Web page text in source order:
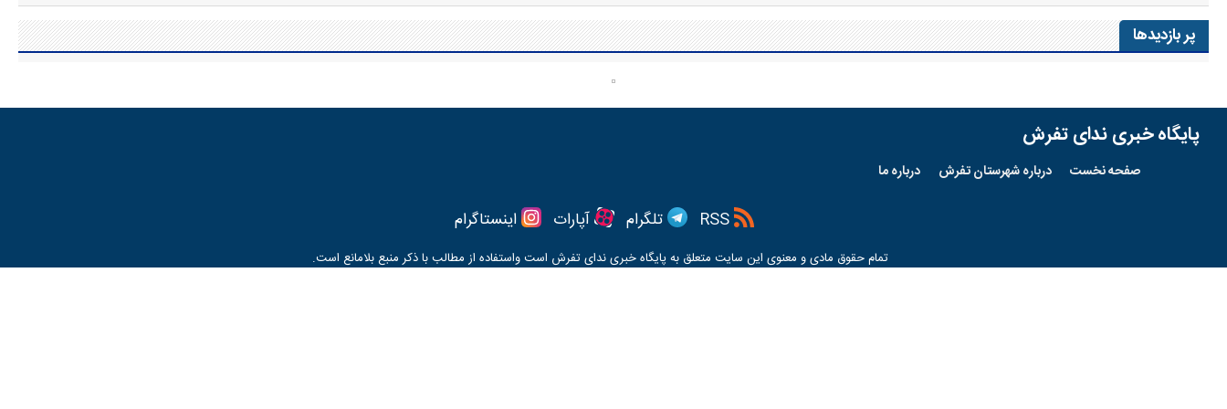
پر بازدیدها
پایگاه خبری ندای تفرش
صفحه نخست درباره شهرستان تفرش درباره ما
تلگرام آپارات اینستاگرام
تمام حقوق مادی و معنوی این سایت متعلق به پایگاه خبریندای تفرش است واستفاده از مطالب با ذکر منبع بلامانع است.